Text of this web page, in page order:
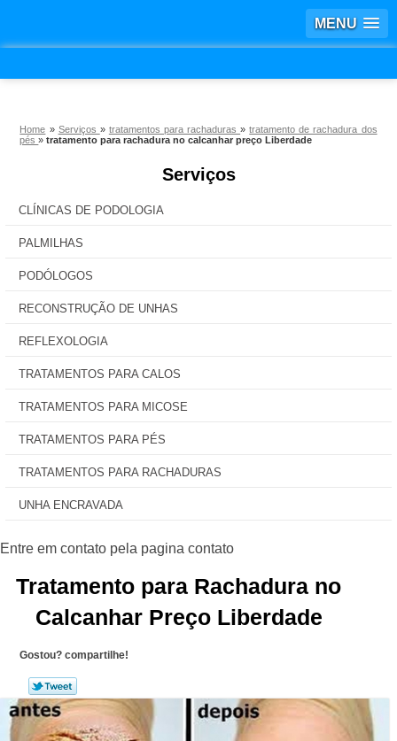
MENU
Home » Serviços » tratamentos para rachaduras»tratamento de rachadura dos
pés»tratamento para rachadura no calcanhar preço Liberdade
Serviços
CLÍNICAS DE PODOLOGIA
PALMILHAS
PODÓLOGOS
RECONSTRUÇÃO DE UNHAS
REFLEXOLOGIA
TRATAMENTOS PARA CALOS
TRATAMENTOS PARA MICOSE
TRATAMENTOS PARA PÉS
TRATAMENTOS PARA RACHADURAS
UNHA ENCRAVADA
Tratamento para Rachadura no
Calcanhar Preço Liberdade
Gostou? compartilhe!